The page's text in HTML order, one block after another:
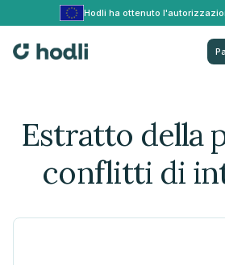
Hodli ha ottenuto
Estratto della
conflitti di